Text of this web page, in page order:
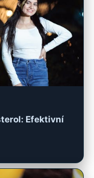
Efektivní